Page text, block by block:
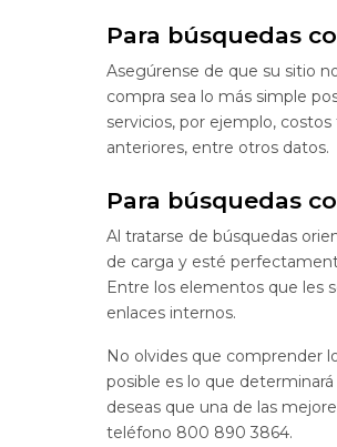
Para búsquedas
Asegúrense de que su sitio
compra sea lo más simple
servicios, por ejemplo,
anteriores, entre otros datos.
Para búsquedas
Al tratarse de búsquedas
de carga y esté
Entre los elementos que les
enlaces internos.
No olvides que comprender
posible es lo que
deseas que una de las
teléfono 800 890 3864.